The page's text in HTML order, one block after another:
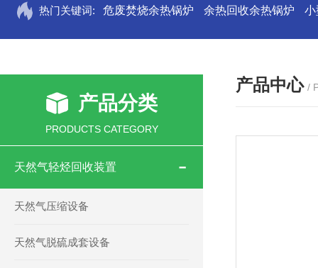
热门关键词: 危废焚烧余热锅炉 余热回收余热锅炉 小
产品分类
PRODUCTS CATEGORY
天然气轻烃回收装置
天然气压缩设备
天然气脱硫成套设备
产品中心 /